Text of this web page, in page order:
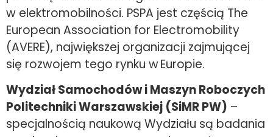
w elektromobilności. PSPA jest częścią The
European Association for Electromobility
(AVERE), największej organizacji zajmującej
się rozwojem tego rynku w Europie.
Wydział Samochodów i Maszyn Roboczych
Politechniki Warszawskiej (SiMR PW) –
specjalnością naukową Wydziału są badania